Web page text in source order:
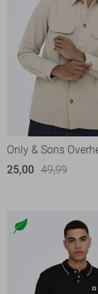
Only & Sons
25,00 49,99